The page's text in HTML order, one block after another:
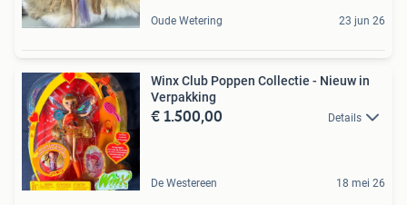
Oude Wetering 23 jun 26
Winx Club Poppen Collectie - Nieuw in
Verpakking
€ 1.500,00 Details
De Westereen 18 mei 26